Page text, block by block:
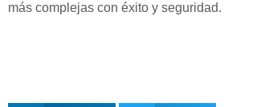
más complejas con éxito y seguridad.